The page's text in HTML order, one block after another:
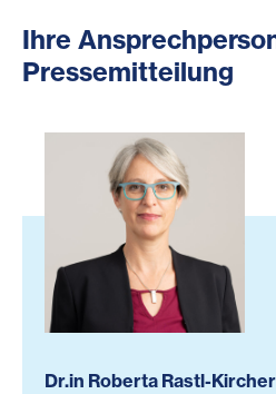
Ihre
Pressemitteilung
Dr.in Roberta Rastl-Kircher